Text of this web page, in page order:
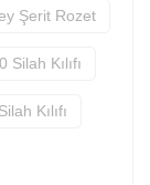
Şerit Rozet
Silah Kılıfı
Kılıfı